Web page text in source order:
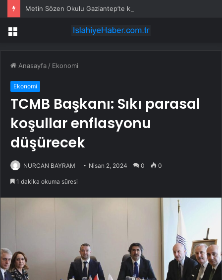
Menü
Anasayfa / Ekonomi
Ekonomi
TCMB Başkanı: Sıkı parasal
koşullar enflasyonu
düşürecek
NURCAN BAYRAM Nisan 2, 2024 0 0
1 dakika okuma süresi